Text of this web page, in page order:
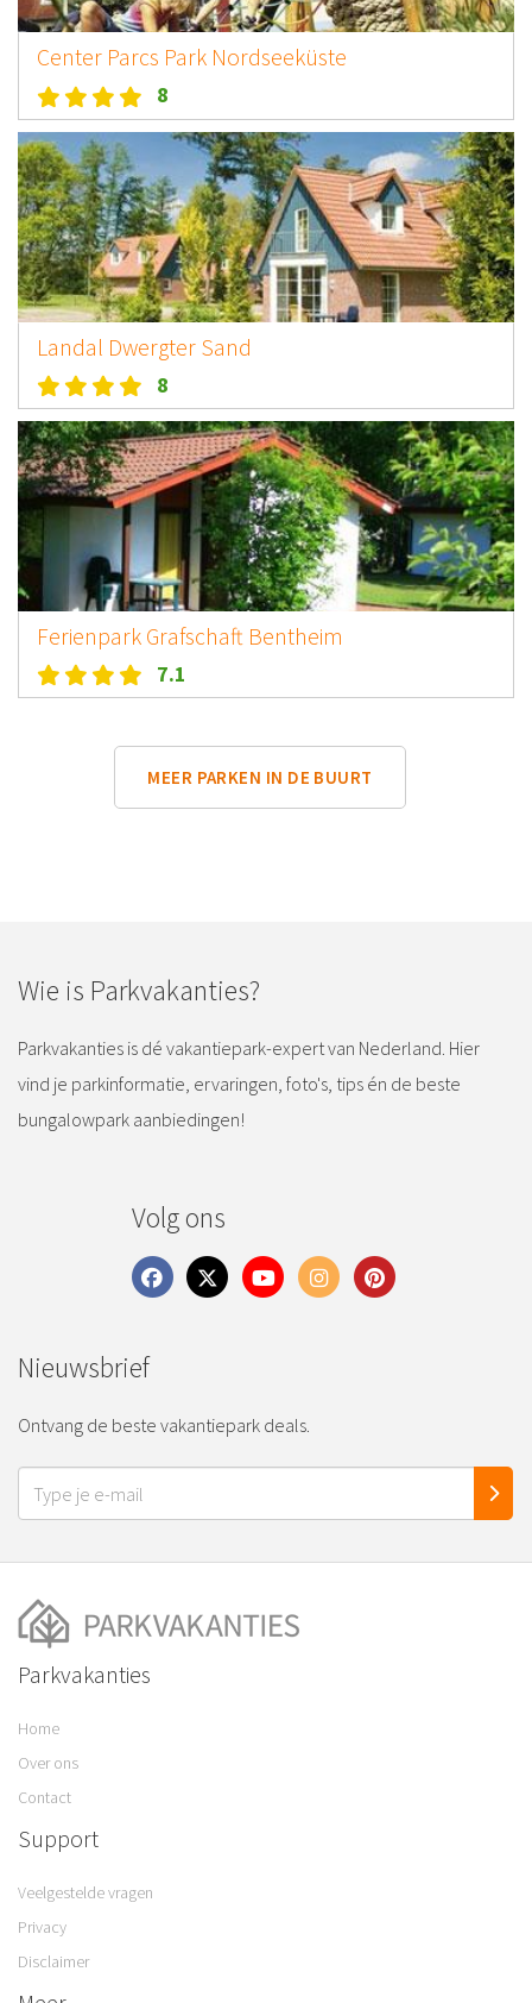
Center Parcs Park Nordseeküste
8
Landal Dwergter Sand
8
Ferienpark Grafschaft Bentheim
7.1
MEER PARKEN IN DE BUURT
Wie is Parkvakanties?
Parkvakanties is dé vakantiepark-expert van Nederland. Hier
vind je parkinformatie, ervaringen, foto's, tips én de beste
bungalowpark aanbiedingen!
Volg ons
Nieuwsbrief
Ontvang de beste vakantiepark deals.
Parkvakanties
Home
Over ons
Contact
Support
Veelgestelde vragen
Privacy
Disclaimer